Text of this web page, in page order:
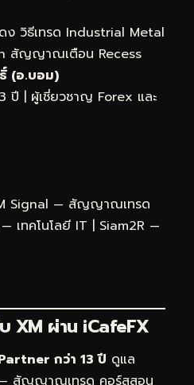
ง วิธีเทรด Industrial Metal
สัญญาณเตือน Recess
(อ.บอม)
ปี | ผู้เชี่ยวชาญ Forex และ
Signal — สัญญาณเทรด
เทคโนโลยี IT | Siam2R —
XM ผ่าน iCafeFX
กว่า 13 ปี ดูแล